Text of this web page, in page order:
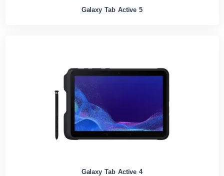
Galaxy Tab Active 5
Galaxy Tab Active 4